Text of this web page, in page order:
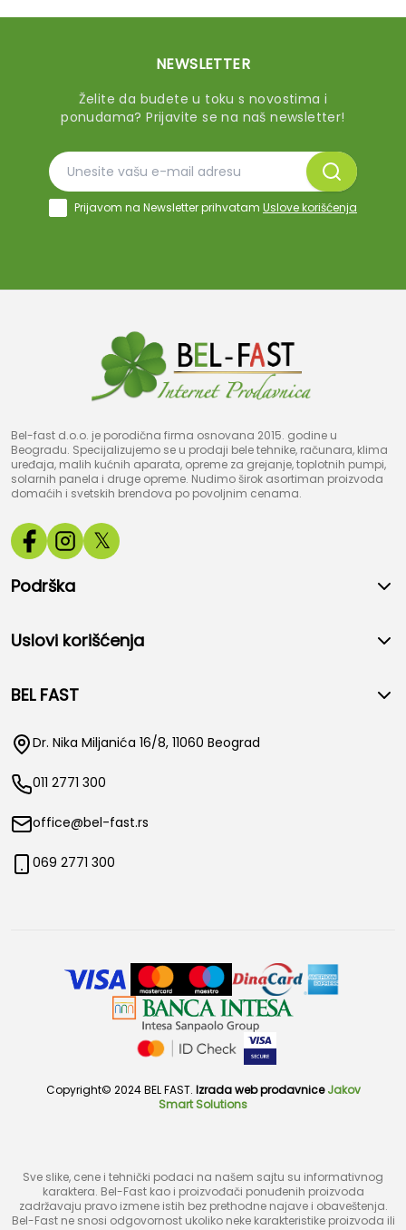
NEWSLETTER
Želite da budete u toku s novostima i
ponudama? Prijavite se na naš newsletter!
Prijavom na Newsletter prihvatam Uslove korišćenja
Bel-fast d.o.o. je porodična firma osnovana 2015. godine u
Beogradu. Specijalizujemo se u prodaji bele tehnike, računara, klima
uređaja, malih kućnih aparata, opreme za grejanje, toplotnih pumpi,
solarnih panela i druge opreme. Nudimo širok asortiman proizvoda
domaćih i svetskih brendova po povoljnim cenama.
𝕏
Podrška
Uslovi korišćenja
BEL FAST
Dr. Nika Miljanića 16/8, 11060 Beograd
011 2771 300
office@bel-fast.rs
069 2771 300
Copyright© 2024 BEL FAST. Izrada web prodavnice Jakov
Smart Solutions
Sve slike, cene i tehnički podaci na našem sajtu su informativnog
karaktera. Bel-Fast kao i proizvođači ponuđenih proizvoda
zadržavaju pravo izmene istih bez prethodne najave i obaveštenja.
Bel-Fast ne snosi odgovornost ukoliko neke karakteristike proizvoda ili